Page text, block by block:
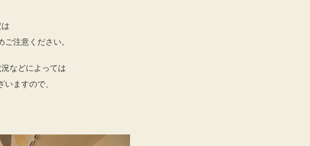
注意ください。
などによっては
ますので、